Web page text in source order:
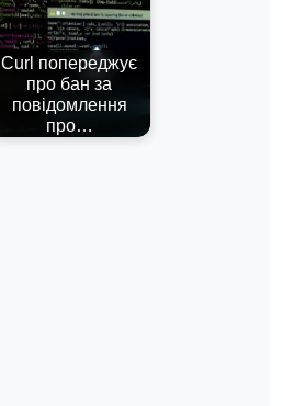
Curl попереджує
про бан за
повідомлення
про…